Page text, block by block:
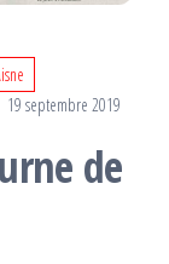
19 septembre 2019
de